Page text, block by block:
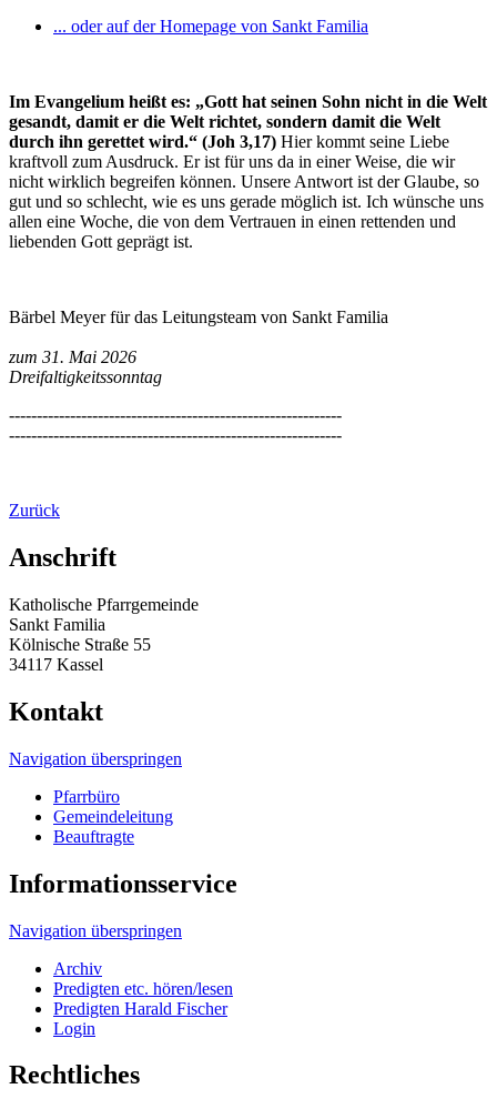
... oder auf der Homepage von Sankt Familia
Im Evangelium heißt es: „Gott hat seinen Sohn nicht in die Welt
gesandt, damit er die Welt richtet, sondern damit die Welt
durch ihn gerettet wird.“ (Joh 3,17) Hier kommt seine Liebe
kraftvoll zum Ausdruck. Er ist für uns da in einer Weise, die wir
nicht wirklich begreifen können. Unsere Antwort ist der Glaube, so
gut und so schlecht, wie es uns gerade möglich ist. Ich wünsche uns
allen eine Woche, die von dem Vertrauen in einen rettenden und
liebenden Gott geprägt ist.
Bärbel Meyer für das Leitungsteam von Sankt Familia
zum 31. Mai 2026
Dreifaltigkeitssonntag
------------------------------------------------------------
------------------------------------------------------------
Zurück
Anschrift
Katholische Pfarrgemeinde
Sankt Familia
Kölnische Straße 55
34117 Kassel
Kontakt
Navigation überspringen
Pfarrbüro
Gemeindeleitung
Beauftragte
Informationsservice
Navigation überspringen
Archiv
Predigten etc. hören/lesen
Predigten Harald Fischer
Login
Rechtliches